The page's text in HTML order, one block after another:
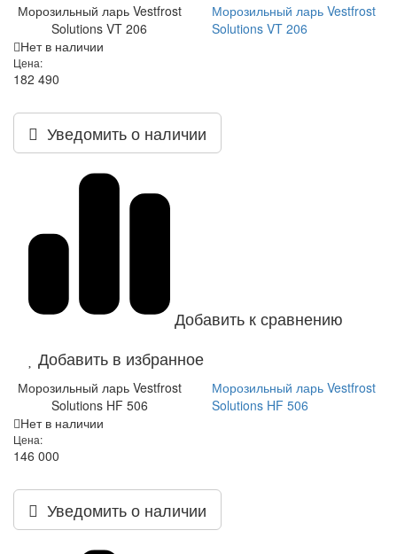
Морозильный ларь Vestfrost
Solutions VT 206
Морозильный ларь Vestfrost
Solutions VT 206
Нет в наличии
Цена:
182 490
Уведомить о наличии
Добавить к сравнению
Добавить в избранное
Морозильный ларь Vestfrost
Solutions HF 506
Морозильный ларь Vestfrost
Solutions HF 506
Нет в наличии
Цена:
146 000
Уведомить о наличии